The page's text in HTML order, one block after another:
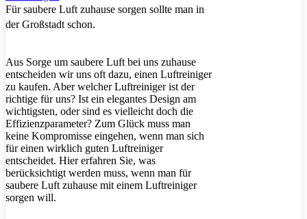
Für saubere Luft zuhause sorgen sollte man in
der Großstadt schon.
Aus Sorge um saubere Luft bei uns zuhause
entscheiden wir uns oft dazu, einen Luftreiniger
zu kaufen. Aber welcher Luftreiniger ist der
richtige für uns? Ist ein elegantes Design am
wichtigsten, oder sind es vielleicht doch die
Effizienzparameter? Zum Glück muss man
keine Kompromisse eingehen, wenn man sich
für einen wirklich guten Luftreiniger
entscheidet. Hier erfahren Sie, was
berücksichtigt werden muss, wenn man für
saubere Luft zuhause mit einem Luftreiniger
sorgen will.